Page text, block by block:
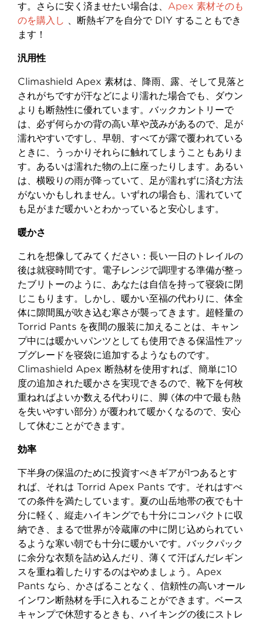
す。さらに安く済ませたい場合は、 Apex 素材そのも
のを購入し 、断熱ギアを自分で DIY することもでき
ます！
汎用性
Climashield Apex 素材は、降雨、露、そして見落と
されがちですが汗などにより濡れた場合でも、ダウン
よりも断熱性に優れています。バックカントリーで
は、必ず何らかの背の高い草や茂みがあるので、足が
濡れやすいですし、早朝、すべてが露で覆われている
ときに、うっかりそれらに触れてしまうこともありま
す。あるいは濡れた物の上に座ったりします。あるい
は、横殴りの雨が降っていて、足が濡れずに済む方法
がないかもしれません。いずれの場合も、濡れていて
も足がまだ暖かいとわかっていると安心します。
暖かさ
これを想像してみてください：長い一日のトレイルの
後は就寝時間です。電子レンジで調理する準備が整っ
たブリトーのように、あなたは自信を持って寝袋に閉
じこもります。しかし、暖かい至福の代わりに、体全
体に隙間風が吹き込む寒さが襲ってきます。超軽量の
Torrid Pants を夜間の服装に加えることは、キャン
プ中には暖かいパンツとしても使用できる保温性アッ
プグレードを寝袋に追加するようなものです。
Climashield Apex 断熱材を使用すれば、簡単に10
度の追加された暖かさを実現できるので、靴下を何枚
重ねればよいか数える代わりに、脚 (体の中で最も熱
を失いやすい部分) が覆われて暖かくなるので、安心
して休むことができます。
効率
下半身の保温のために投資すべきギアが1つあるとす
れば、それは Torrid Apex Pants です。それはすべ
ての条件を満たしています。夏の山岳地帯の夜でも十
分に軽く、縦走ハイキングでも十分にコンパクトに収
納でき、まるで世界が冷蔵庫の中に閉じ込められてい
るような寒い朝でも十分に暖かいです。バックパック
に余分な衣類を詰め込んだり、薄くて汗ばんだレギン
スを重ね着したりするのはやめましょう。Apex
Pants なら、かさばることなく、信頼性の高いオール
インワン断熱材を手に入れることができます。ベース
キャンプで休憩するときも、ハイキングの後にストレ